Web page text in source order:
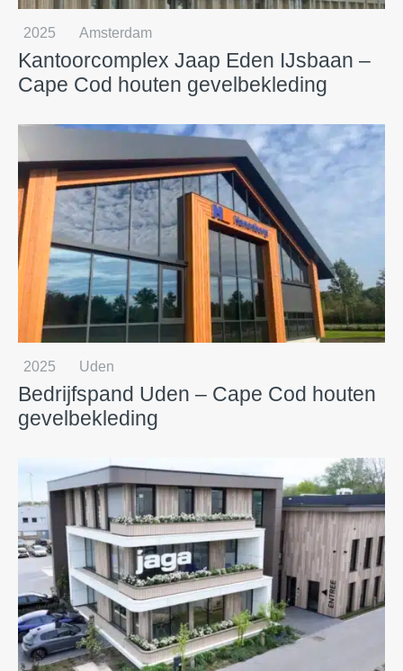
2025 Amsterdam
Kantoorcomplex Jaap Eden IJsbaan –
Cape Cod houten gevelbekleding
2025 Uden
Bedrijfspand Uden – Cape Cod houten
gevelbekleding